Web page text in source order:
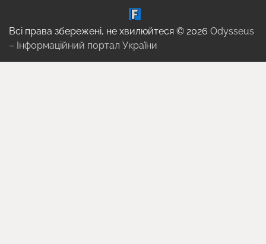
Всі права збережені, не хвилюйтеся © 2026 Odysseus
– Інформаційний портал України